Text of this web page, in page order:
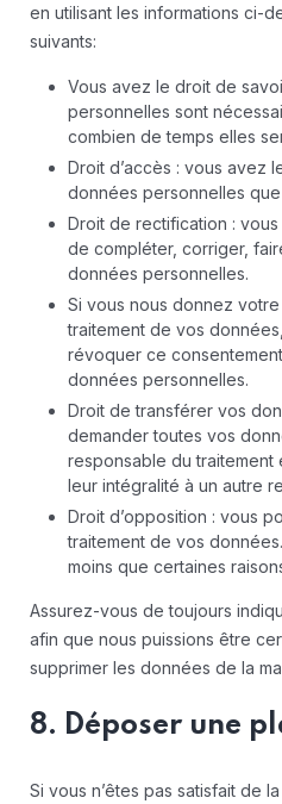
en utilisant les informations ci-
suivants:
Vous avez le droit de
personnelles sont
combien de temps elles
Droit d’accès : vous avez
données personnelles
Droit de rectification :
de compléter, corriger,
données personnelles.
Si vous nous donnez
traitement de vos
révoquer ce
données personnelles.
Droit de transférer vos
demander toutes vos
responsable du traitement
leur intégralité à un autre
Droit d’opposition : vous
traitement de vos
moins que certaines
Assurez-vous de toujours
afin que nous puissions être
supprimer les données de la
8. Déposer une
Si vous n’êtes pas satisfait de